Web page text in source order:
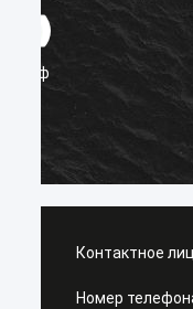
Упаковка
очень
быстрая, а
чтобы
Камила
Контактное
Номер